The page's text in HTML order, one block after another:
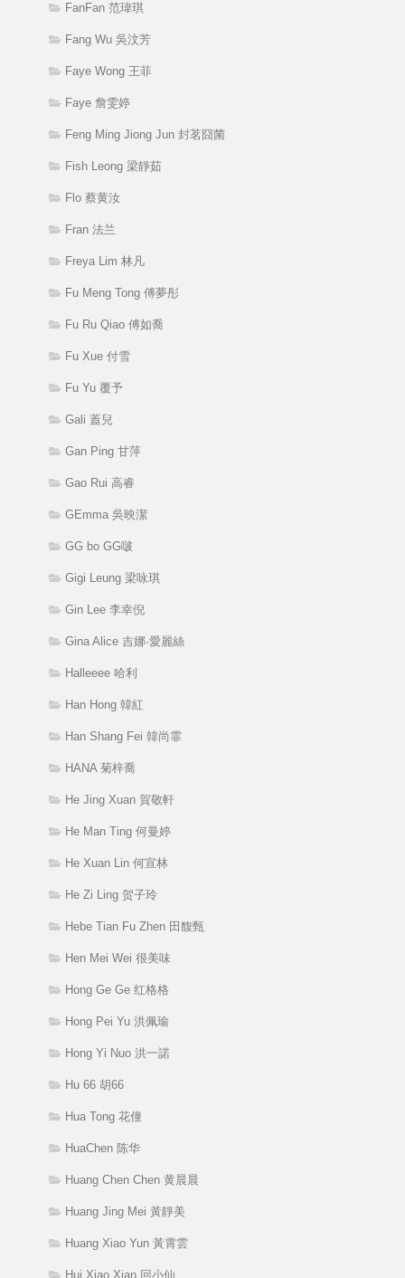
FanFan 范瑋琪
Fang Wu 吳汶芳
Faye Wong 王菲
Faye 詹雯婷
Feng Ming Jiong Jun 封茗囧菌
Fish Leong 梁靜茹
Flo 蔡黄汝
Fran 法兰
Freya Lim 林凡
Fu Meng Tong 傅夢彤
Fu Ru Qiao 傅如喬
Fu Xue 付雪
Fu Yu 覆予
Gali 蓋兒
Gan Ping 甘萍
Gao Rui 高睿
GEmma 吳映潔
GG bo GG啵
Gigi Leung 梁咏琪
Gin Lee 李幸倪
Gina Alice 吉娜·愛麗絲
Halleeee 哈利
Han Hong 韓紅
Han Shang Fei 韓尚霏
HANA 菊梓喬
He Jing Xuan 賀敬軒
He Man Ting 何曼婷
He Xuan Lin 何宣林
He Zi Ling 贺子玲
Hebe Tian Fu Zhen 田馥甄
Hen Mei Wei 很美味
Hong Ge Ge 红格格
Hong Pei Yu 洪佩瑜
Hong Yi Nuo 洪一諾
Hu 66 胡66
Hua Tong 花僮
HuaChen 陈华
Huang Chen Chen 黄晨晨
Huang Jing Mei 黃靜美
Huang Xiao Yun 黃霄雲
Hui Xiao Xian 回小仙